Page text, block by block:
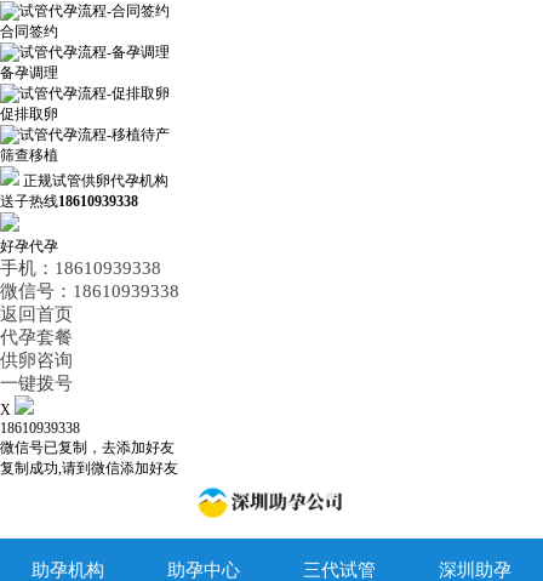
合同签约
备孕调理
促排取卵
筛查移植
正规试管供卵代孕机构
送子热线18610939338
好孕代孕
手机：18610939338
微信号：18610939338
返回首页
代孕套餐
供卵咨询
一键拨号
X
18610939338
微信号已复制，去添加好友
复制成功,请到微信添加好友
助孕机构 助孕中心 三代试管
深圳助孕